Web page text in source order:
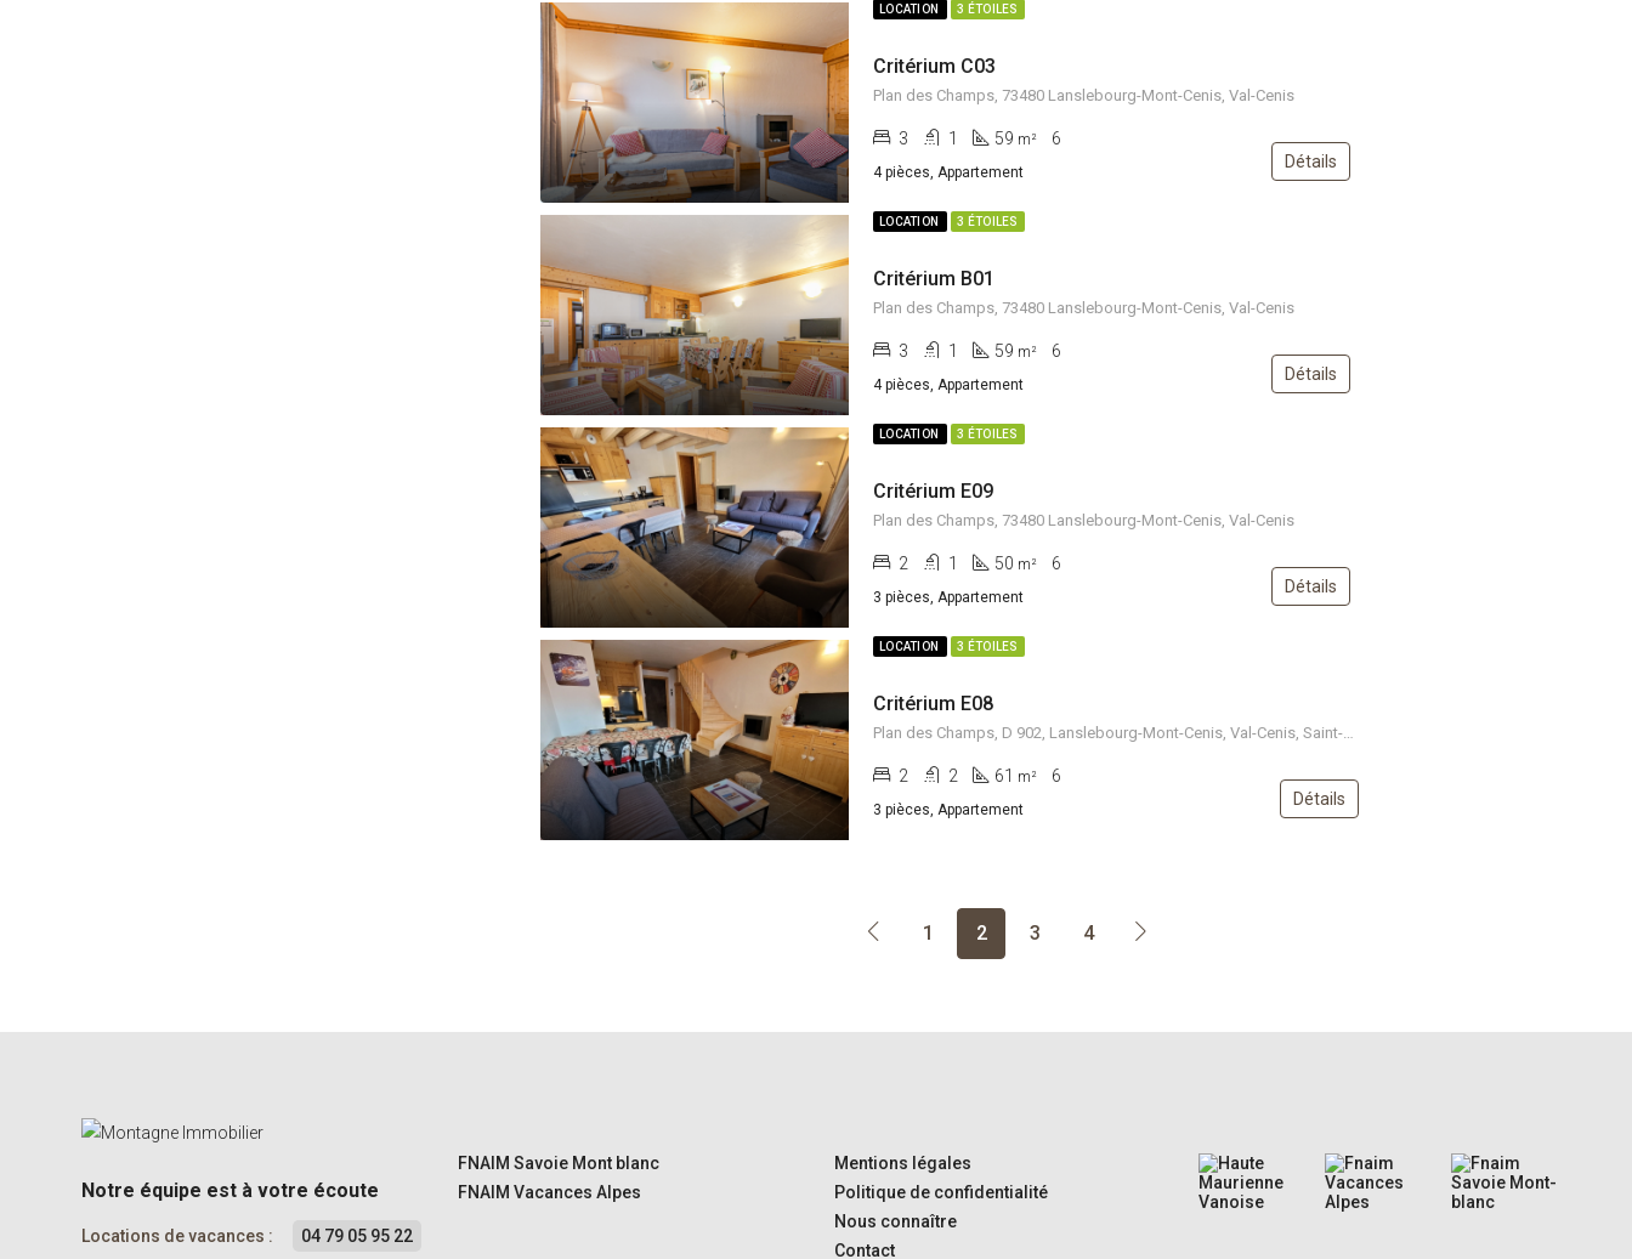
LOCATION 3 ÉTOILES
Critérium C03
Plan des Champs, 73480 Lanslebourg-Mont-Cenis, Val-Cenis
3 1 59 m² 6
4 pièces, Appartement
Détails
LOCATION 3 ÉTOILES
Critérium B01
Plan des Champs, 73480 Lanslebourg-Mont-Cenis, Val-Cenis
3 1 59 m² 6
4 pièces, Appartement
Détails
LOCATION 3 ÉTOILES
Critérium E09
Plan des Champs, 73480 Lanslebourg-Mont-Cenis, Val-Cenis
2 1 50 m² 6
3 pièces, Appartement
Détails
LOCATION 3 ÉTOILES
Critérium E08
Plan des Champs, D 902, Lanslebourg-Mont-Cenis, Val-Cenis, Saint-Jean-de-Maurienne, Savoie, Auvergne-Rhône-Alpes, France métropolitaine, 73480, France
2 2 61 m² 6
3 pièces, Appartement
Détails
1 2 3 4
Notre équipe est à votre écoute
Locations de vacances : 04 79 05 95 22
FNAIM Savoie Mont blanc
FNAIM Vacances Alpes
Mentions légales
Politique de confidentialité
Nous connaître
Contact